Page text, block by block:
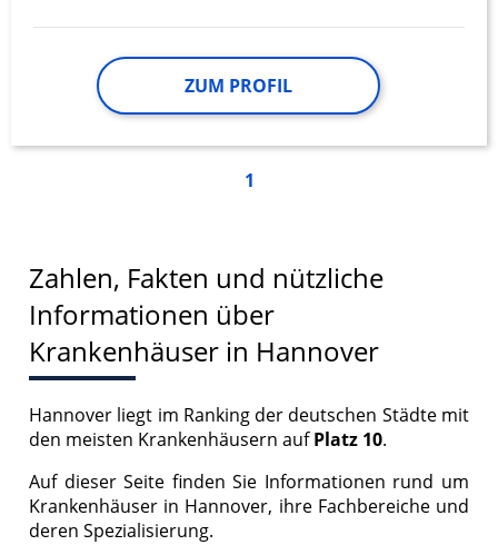
ZUM PROFIL
1
Zahlen, Fakten und nützliche
Informationen über
Krankenhäuser in Hannover
Hannover liegt im Ranking der deutschen Städte mit
den meisten Krankenhäusern aufPlatz 10.
Auf dieser Seite finden Sie Informationen rund um
Krankenhäuser in Hannover, ihre Fachbereiche und
deren Spezialisierung.